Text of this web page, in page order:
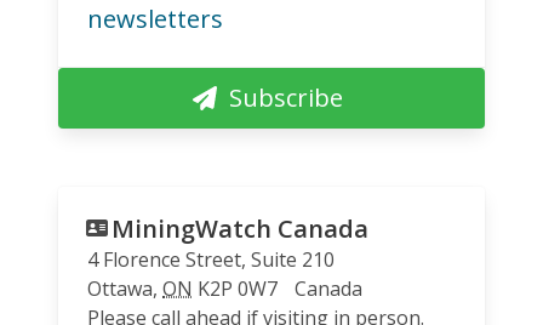
newsletters
Subscribe
MiningWatch Canada
4 Florence Street, Suite 210
Ottawa, ON K2P 0W7
Canada
Please call ahead if visiting in person.